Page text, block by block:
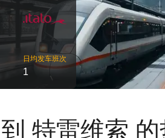
日均发车班次
1
特雷维索